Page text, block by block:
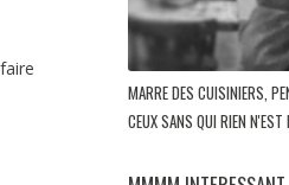
MARRE DES CUISINIERS,
CEUX SANS QUI RIEN N'EST